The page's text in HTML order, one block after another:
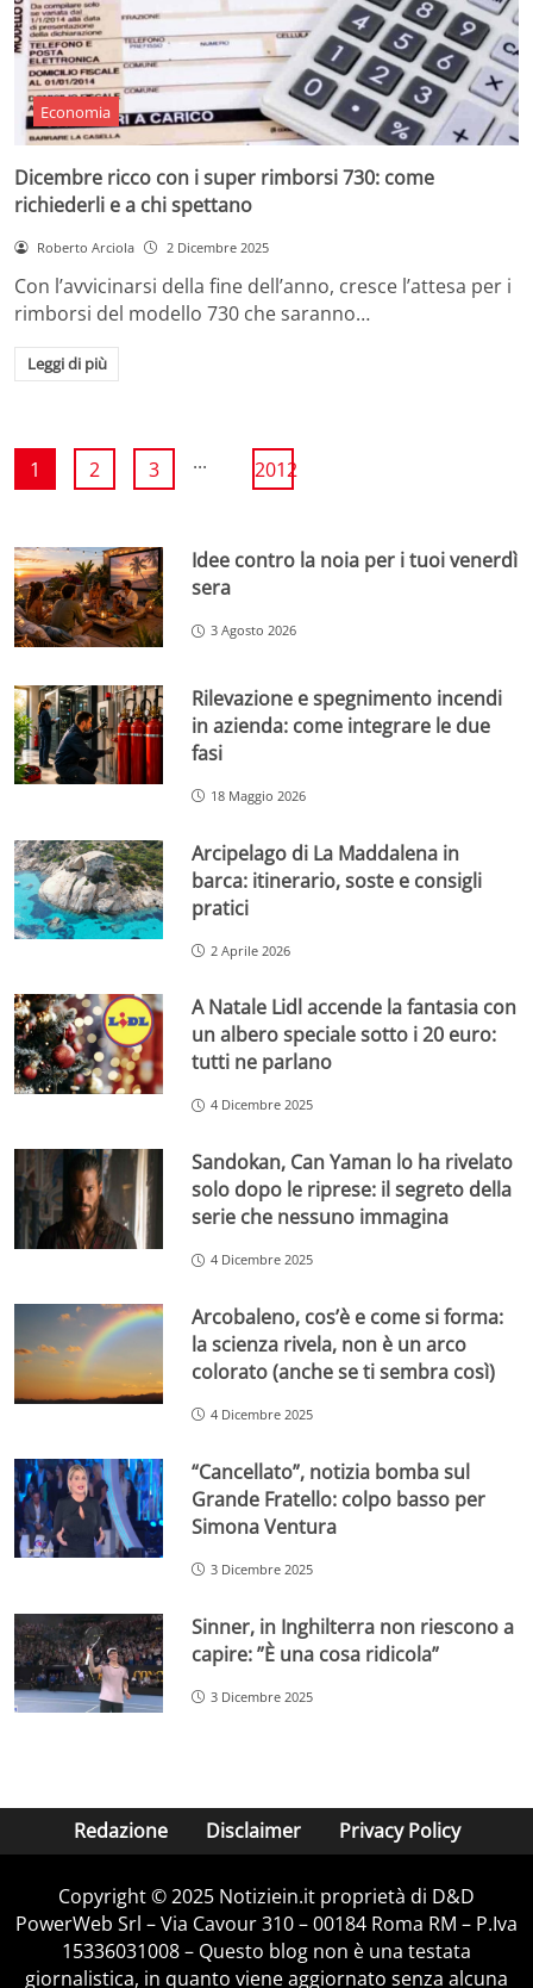
Economia
Dicembre ricco con i super rimborsi 730: come
richiederli e a chi spettano
Roberto Arciola 2 Dicembre 2025
Con l’avvicinarsi della fine dell’anno, cresce l’attesa per i
rimborsi del modello 730 che saranno…
Leggi di più
1 2 3 ... 2012
Idee contro la noia per i tuoi venerdì
sera
3 Agosto 2026
Rilevazione e spegnimento incendi
in azienda: come integrare le due
fasi
18 Maggio 2026
Arcipelago di La Maddalena in
barca: itinerario, soste e consigli
pratici
2 Aprile 2026
A Natale Lidl accende la fantasia con
un albero speciale sotto i 20 euro:
tutti ne parlano
4 Dicembre 2025
Sandokan, Can Yaman lo ha rivelato
solo dopo le riprese: il segreto della
serie che nessuno immagina
4 Dicembre 2025
Arcobaleno, cos’è e come si forma:
la scienza rivela, non è un arco
colorato (anche se ti sembra così)
4 Dicembre 2025
“Cancellato”, notizia bomba sul
Grande Fratello: colpo basso per
Simona Ventura
3 Dicembre 2025
Sinner, in Inghilterra non riescono a
capire: ”È una cosa ridicola”
3 Dicembre 2025
Redazione Disclaimer Privacy Policy
Copyright © 2025 Notiziein.it proprietà di D&D
PowerWeb Srl – Via Cavour 310 – 00184 Roma RM – P.Iva
15336031008 – Questo blog non è una testata
giornalistica, in quanto viene aggiornato senza alcuna